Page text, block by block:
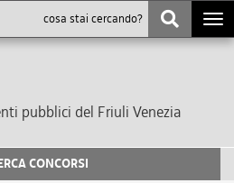
pubblici del Friuli Venezia
CONCORSI